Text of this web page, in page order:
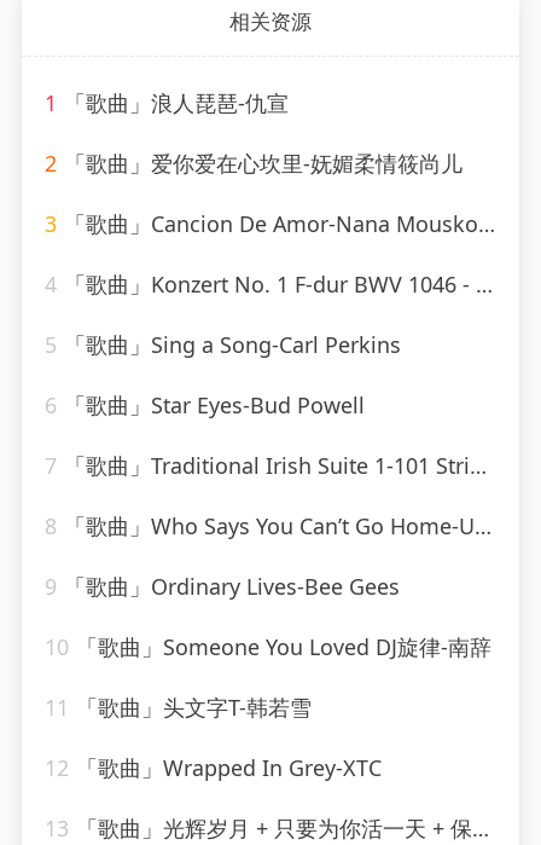
相关资源
1 「歌曲」浪人琵琶-仇宣
2 「歌曲」爱你爱在心坎里-妩媚柔情筱尚儿
3 「歌曲」Cancion De Amor-Nana Mouskouri
4 「歌曲」Konzert No. 1 F-dur BWV 1046 - Allegro-Karl Richter、The Munich Philharmonic Orchestra
5 「歌曲」Sing a Song-Carl Perkins
6 「歌曲」Star Eyes-Bud Powell
7 「歌曲」Traditional Irish Suite 1-101 Strings Orchestra
8 「歌曲」Who Says You Can’t Go Home-Ultimate Dance Hits_20260807_130855
9 「歌曲」Ordinary Lives-Bee Gees
10 「歌曲」Someone You Loved DJ旋律-南辞
11 「歌曲」头文字T-韩若雪
12 「歌曲」Wrapped In Grey-XTC
13 「歌曲」光辉岁月 + 只要为你活一天 + 保重-谢霆锋、朱一龙